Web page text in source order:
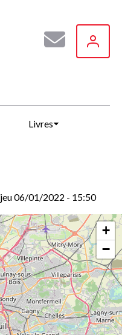
Livres
jeu 06/01/2022 - 15:50
+
−